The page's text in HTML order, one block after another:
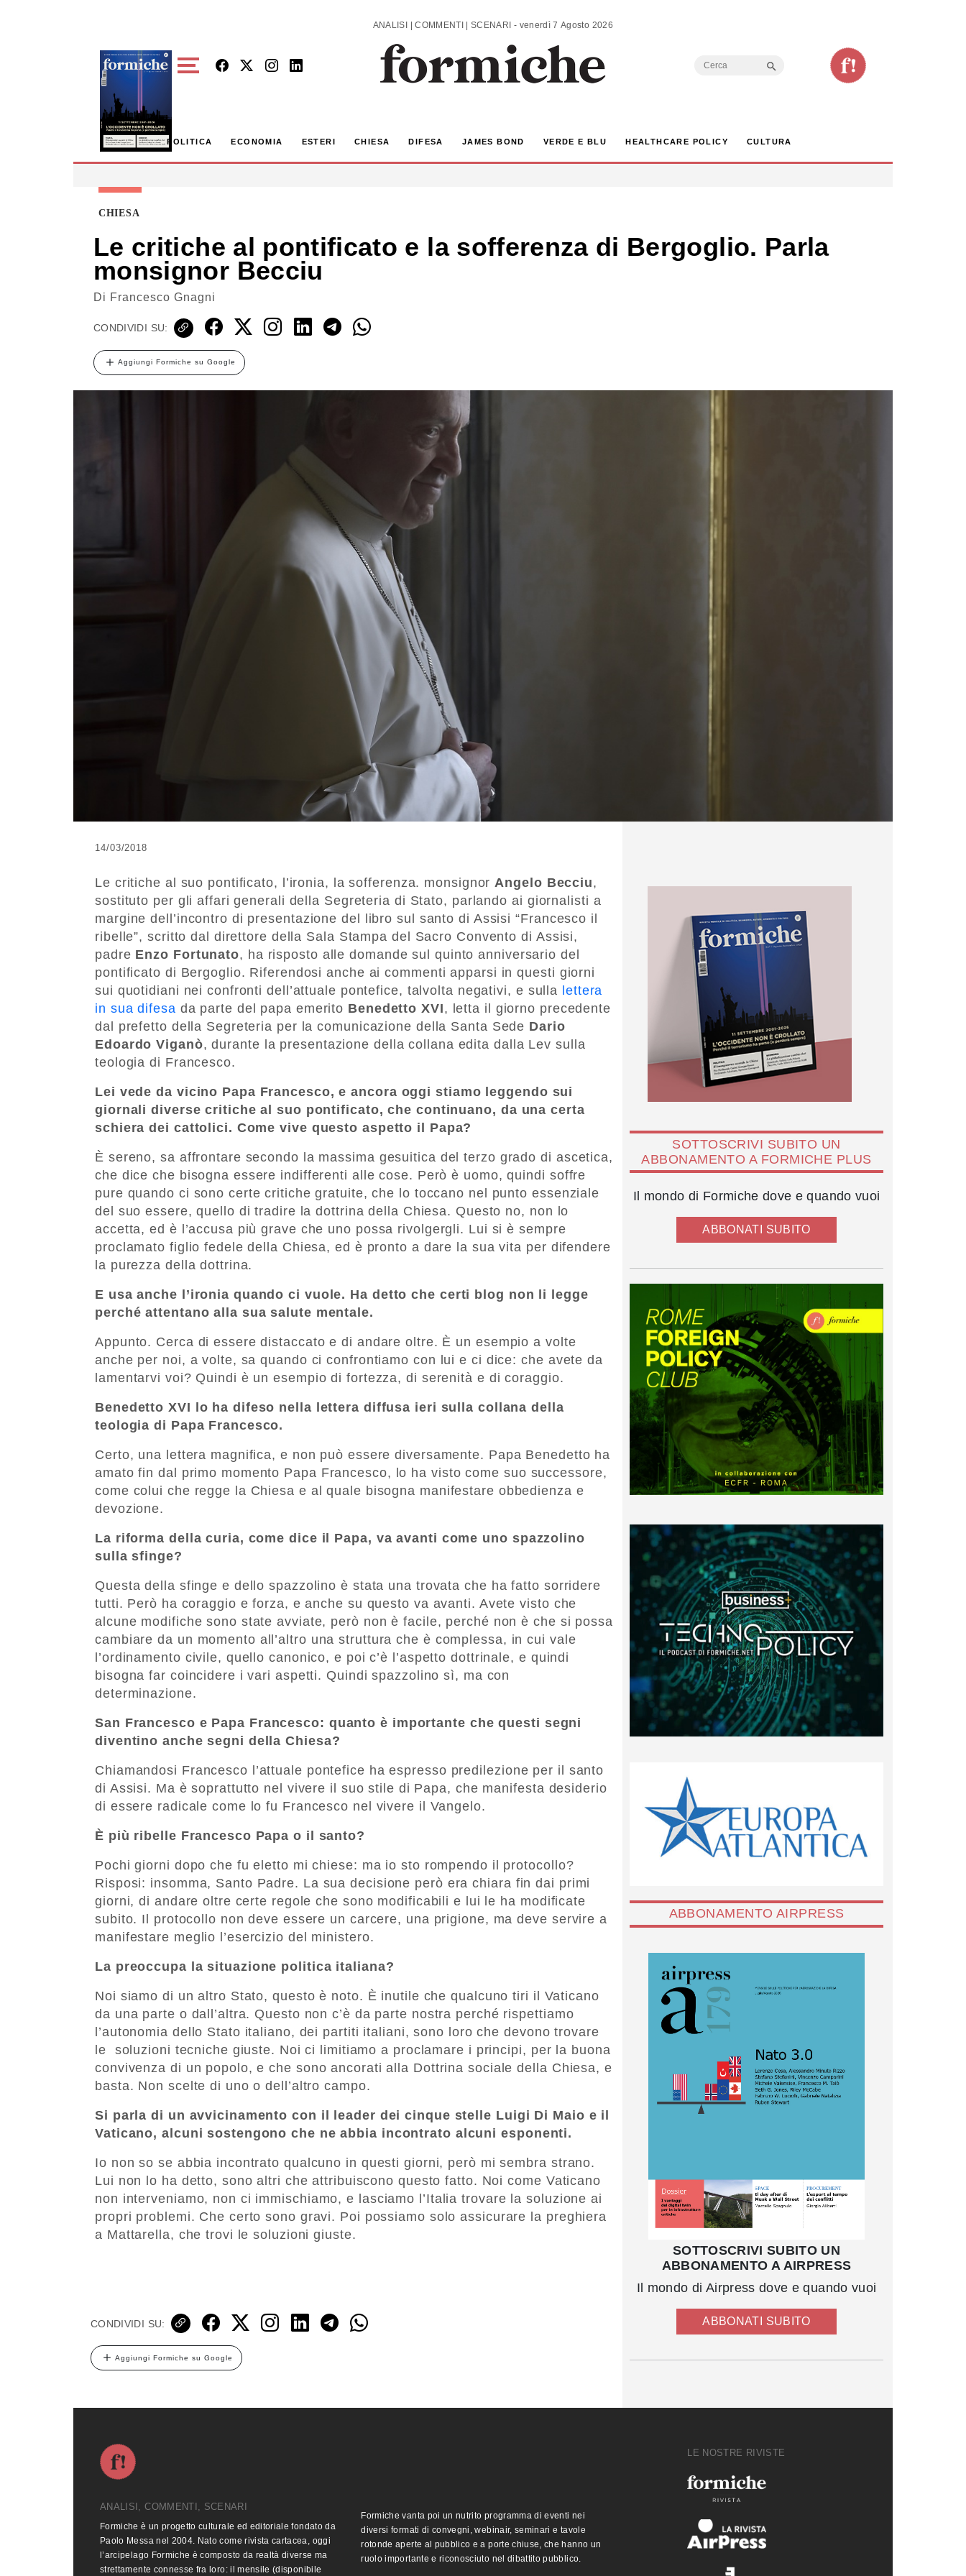
ANALISI | COMMENTI | SCENARI - venerdì 7 Agosto 2026
Search
POLITICA ECONOMIA ESTERI CHIESA DIFESA JAMES BOND VERDE E BLU HEALTHCARE POLICY CULTURA
CHIESA
Le critiche al pontificato e la sofferenza di Bergoglio. Parla
monsignor Becciu
Di Francesco Gnagni
CONDIVIDI SU:
Aggiungi Formiche su Google
14/03/2018
Le critiche al suo pontificato, l’ironia, la sofferenza. monsignor Angelo Becciu,
sostituto per gli affari generali della Segreteria di Stato, parlando ai giornalisti a
margine dell’incontro di presentazione del libro sul santo di Assisi “Francesco il
ribelle”, scritto dal direttore della Sala Stampa del Sacro Convento di Assisi,
padre Enzo Fortunato, ha risposto alle domande sul quinto anniversario del
pontificato di Bergoglio. Riferendosi anche ai commenti apparsi in questi giorni
sui quotidiani nei confronti dell’attuale pontefice, talvolta negativi, e sulla lettera
in sua difesa da parte del papa emerito Benedetto XVI, letta il giorno precedente
dal prefetto della Segreteria per la comunicazione della Santa Sede Dario
Edoardo Viganò, durante la presentazione della collana edita dalla Lev sulla
teologia di Francesco.
Lei vede da vicino Papa Francesco, e ancora oggi stiamo leggendo sui
giornali diverse critiche al suo pontificato, che continuano, da una certa
schiera dei cattolici. Come vive questo aspetto il Papa?
È sereno, sa affrontare secondo la massima gesuitica del terzo grado di ascetica,
che dice che bisogna essere indifferenti alle cose. Però è uomo, quindi soffre
pure quando ci sono certe critiche gratuite, che lo toccano nel punto essenziale
del suo essere, quello di tradire la dottrina della Chiesa. Questo no, non lo
accetta, ed è l’accusa più grave che uno possa rivolgergli. Lui si è sempre
proclamato figlio fedele della Chiesa, ed è pronto a dare la sua vita per difendere
la purezza della dottrina.
E usa anche l’ironia quando ci vuole. Ha detto che certi blog non li legge
perché attentano alla sua salute mentale.
Appunto. Cerca di essere distaccato e di andare oltre. È un esempio a volte
anche per noi, a volte, sa quando ci confrontiamo con lui e ci dice: che avete da
lamentarvi voi? Quindi è un esempio di fortezza, di serenità e di coraggio.
Benedetto XVI lo ha difeso nella lettera diffusa ieri sulla collana della
teologia di Papa Francesco.
Certo, una lettera magnifica, e non può essere diversamente. Papa Benedetto ha
amato fin dal primo momento Papa Francesco, lo ha visto come suo successore,
come colui che regge la Chiesa e al quale bisogna manifestare obbedienza e
devozione.
La riforma della curia, come dice il Papa, va avanti come uno spazzolino
sulla sfinge?
Questa della sfinge e dello spazzolino è stata una trovata che ha fatto sorridere
tutti. Però ha coraggio e forza, e anche su questo va avanti. Avete visto che
alcune modifiche sono state avviate, però non è facile, perché non è che si possa
cambiare da un momento all’altro una struttura che è complessa, in cui vale
l’ordinamento civile, quello canonico, e poi c’è l’aspetto dottrinale, e quindi
bisogna far coincidere i vari aspetti. Quindi spazzolino sì, ma con
determinazione.
San Francesco e Papa Francesco: quanto è importante che questi segni
diventino anche segni della Chiesa?
Chiamandosi Francesco l’attuale pontefice ha espresso predilezione per il santo
di Assisi. Ma è soprattutto nel vivere il suo stile di Papa, che manifesta desiderio
di essere radicale come lo fu Francesco nel vivere il Vangelo.
È più ribelle Francesco Papa o il santo?
Pochi giorni dopo che fu eletto mi chiese: ma io sto rompendo il protocollo?
Risposi: insomma, Santo Padre. La sua decisione però era chiara fin dai primi
giorni, di andare oltre certe regole che sono modificabili e lui le ha modificate
subito. Il protocollo non deve essere un carcere, una prigione, ma deve servire a
manifestare meglio l’esercizio del ministero.
La preoccupa la situazione politica italiana?
Noi siamo di un altro Stato, questo è noto. È inutile che qualcuno tiri il Vaticano
da una parte o dall’altra. Questo non c’è da parte nostra perché rispettiamo
l’autonomia dello Stato italiano, dei partiti italiani, sono loro che devono trovare
le soluzioni tecniche giuste. Noi ci limitiamo a proclamare i principi, per la buona
convivenza di un popolo, e che sono ancorati alla Dottrina sociale della Chiesa, e
basta. Non scelte di uno o dell’altro campo.
Si parla di un avvicinamento con il leader dei cinque stelle Luigi Di Maio e il
Vaticano, alcuni sostengono che ne abbia incontrato alcuni esponenti.
Io non so se abbia incontrato qualcuno in questi giorni, però mi sembra strano.
Lui non lo ha detto, sono altri che attribuiscono questo fatto. Noi come Vaticano
non interveniamo, non ci immischiamo, e lasciamo l’Italia trovare la soluzione ai
propri problemi. Che certo sono gravi. Poi possiamo solo assicurare la preghiera
a Mattarella, che trovi le soluzioni giuste.
CONDIVIDI SU:
Aggiungi Formiche su Google
SOTTOSCRIVI SUBITO UN
ABBONAMENTO A FORMICHE PLUS
Il mondo di Formiche dove e quando vuoi
ABBONATI SUBITO
ABBONAMENTO AIRPRESS
SOTTOSCRIVI SUBITO UN
ABBONAMENTO A AIRPRESS
Il mondo di Airpress dove e quando vuoi
ABBONATI SUBITO
ANALISI, COMMENTI, SCENARI
Formiche è un progetto culturale ed editoriale fondato da
Paolo Messa nel 2004. Nato come rivista cartacea, oggi
l’arcipelago Formiche è composto da realtà diverse ma
strettamente connesse fra loro: il mensile (disponibile
Formiche vanta poi un nutrito programma di eventi nei
diversi formati di convegni, webinair, seminari e tavole
rotonde aperte al pubblico e a porte chiuse, che hanno un
ruolo importante e riconosciuto nel dibattito pubblico.
LE NOSTRE RIVISTE